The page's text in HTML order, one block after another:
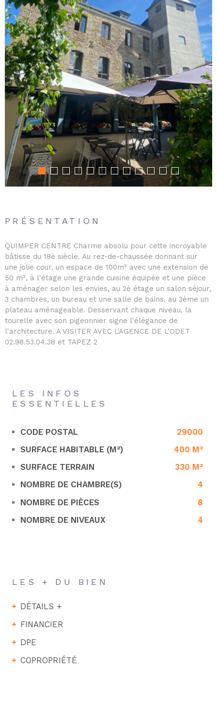
PRÉSENTATION
QUIMPER CENTRE Charme absolu pour cette incroyable
bâtisse du 18è siècle. Au rez-de-chaussée donnant sur
une jolie cour, un espace de 100m² avec une extension de
50 m², à l'étage une grande cuisine équipée et une pièce
à aménager selon les envies, au 2è étage un salon séjour,
3 chambres, un bureau et une salle de bains, au 3ème un
plateau aménageable. Desservant chaque niveau, la
tourelle avec son pigeonnier signe l'élégance de
l'architecture. A VISITER AVEC L'AGENCE DE L'ODET
02.98.53.04.38 et TAPEZ 2
LES INFOS
ESSENTIELLES
Caractérisque Valeurs
CODE POSTAL
29000
SURFACE HABITABLE (M²)
400 M²
SURFACE TERRAIN
330 M²
NOMBRE DE CHAMBRE(S)
4
NOMBRE DE PIÈCES
8
NOMBRE DE NIVEAUX
4
LES + DU BIEN
DÉTAILS +
FINANCIER
DPE
COPROPRIÉTÉ